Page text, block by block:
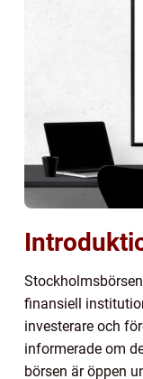
finansiell
investerare och
informerade om
börsen är öppen